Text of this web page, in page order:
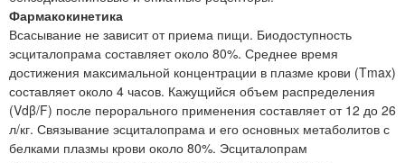
Фармакокинетика
Всасывание не зависит от приема пищи. Биодоступность
эсциталопрама составляет около 80%. Среднее время
достижения максимальной концентрации в плазме крови (Tmax)
составляет около 4 часов. Кажущийся объем распределения
(Vdβ/F) после перорального применения составляет от 12 до 26
л/кг. Связывание эсциталопрама и его основных метаболитов с
белками плазмы крови около 80%. Эсциталопрам